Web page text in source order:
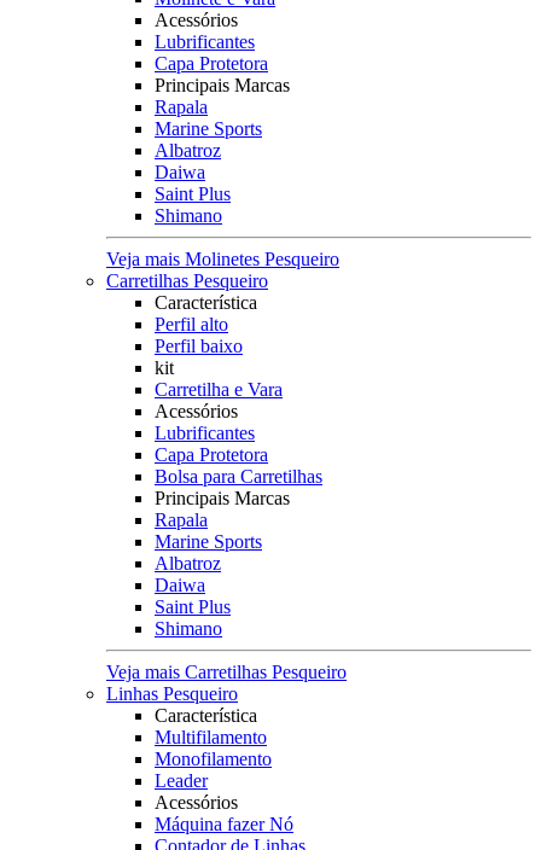
Acessórios
Lubrificantes
Capa Protetora
Principais Marcas
Rapala
Marine Sports
Albatroz
Daiwa
Saint Plus
Shimano
Veja mais Molinetes Pesqueiro
Carretilhas Pesqueiro
Característica
Perfil alto
Perfil baixo
kit
Carretilha e Vara
Acessórios
Lubrificantes
Capa Protetora
Bolsa para Carretilhas
Principais Marcas
Rapala
Marine Sports
Albatroz
Daiwa
Saint Plus
Shimano
Veja mais Carretilhas Pesqueiro
Linhas Pesqueiro
Característica
Multifilamento
Monofilamento
Leader
Acessórios
Máquina fazer Nó
Contador de Linhas